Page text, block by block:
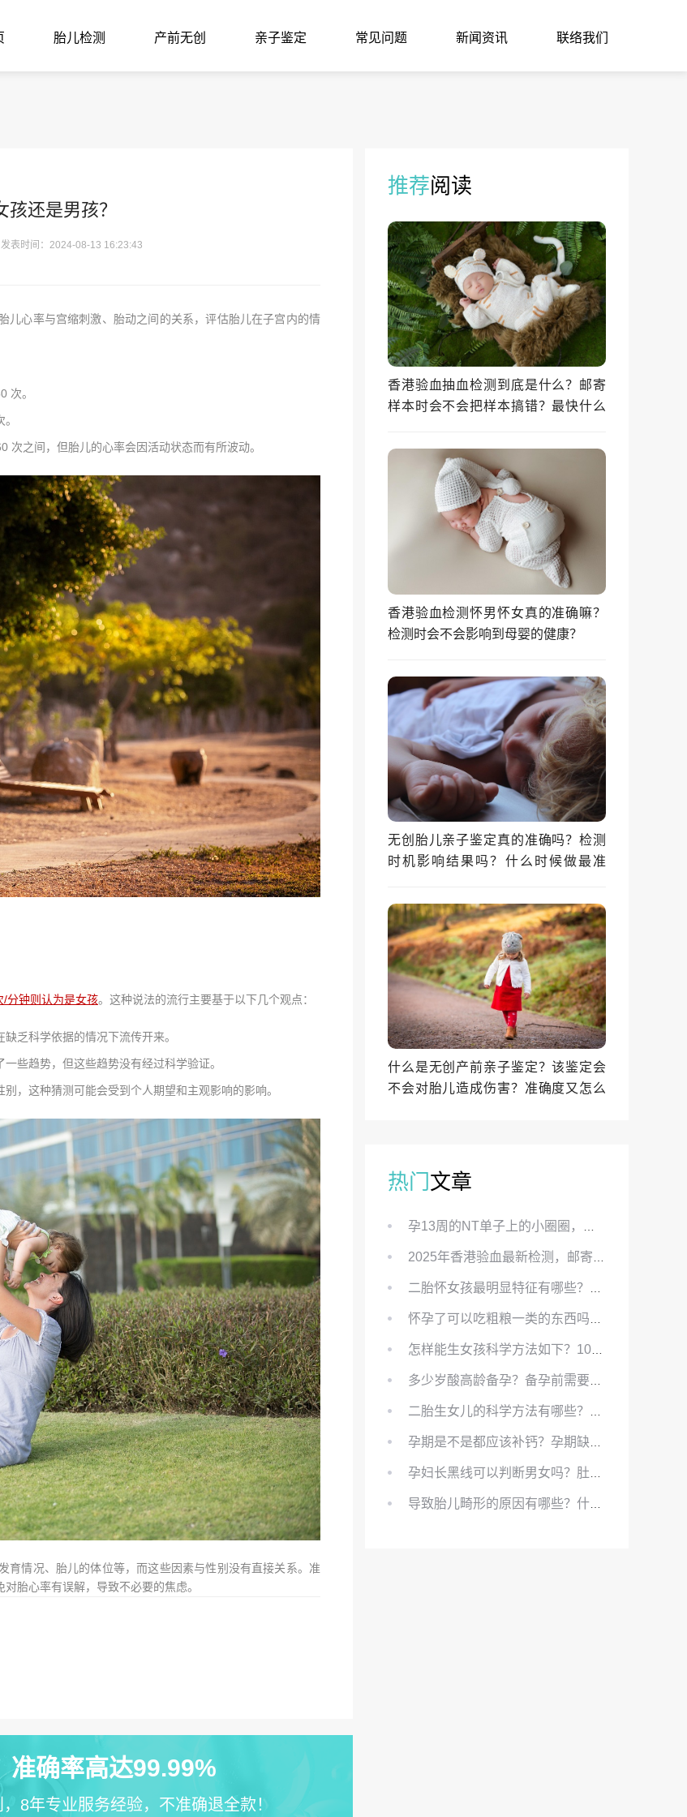
胎儿检测 产前无创 亲子鉴定 常见问题 新闻资讯 联络我们
还是男孩？
发表时间：2024-08-13 16:23:43
儿心率与宫缩刺激、胎动之间的关系，评估胎儿在子宫内的情
次。
次之间，但胎儿的心率会因活动状态而有所波动。
分钟则认为是女孩。这种说法的流行主要基于以下几个观点：
乏科学依据的情况下流传开来。
些趋势，但这些趋势没有经过科学验证。
，这种猜测可能会受到个人期望和主观影响的影响。
育情况、胎儿的体位等，而这些因素与性别没有直接关系。准
胎心率有误解，导致不必要的焦虑。
准确率高达99.99%
8年专业服务经验，不准确退全款！
推荐阅读
香港验血抽血检测到底是什么？邮寄
样本时会不会把样本搞错？最快什么
香港验血检测怀男怀女真的准确嘛？
检测时会不会影响到母婴的健康？
无创胎儿亲子鉴定真的准确吗？检测
时机影响结果吗？什么时候做最准
什么是无创产前亲子鉴定？该鉴定会
不会对胎儿造成伤害？准确度又怎么
热门文章